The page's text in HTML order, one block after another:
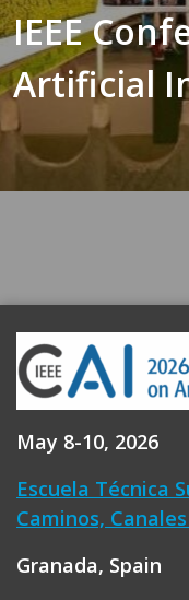
IEEE
Artificial
May 8-10, 2026
Escuela Técnica
Caminos,
Granada, Spain